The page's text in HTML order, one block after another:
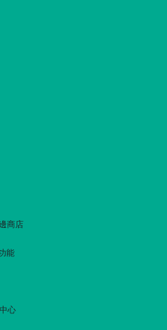
商店
能
心